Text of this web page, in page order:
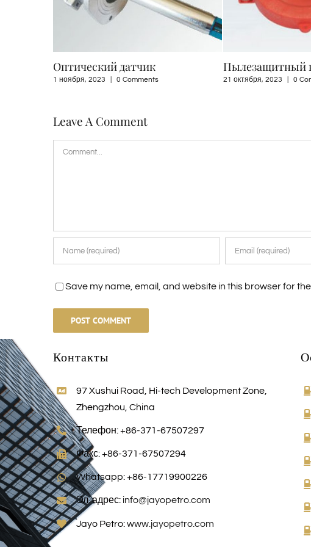
Пылезащитный колпачок
21 октября, 2023 | 0 Comments
Кран-счетчик
18 июля, 2023 | 0
Leave A Comment
Save my name, email, and website in this browser for the
97 Xushui Road, Hi-tech Development Zone,
Zhengzhou, China
Телефон: +86-371-67507297
Факс: +86-371-67507294
Whatsapp: +86-17719900226
Эл. адрес:info@jayopetro.com